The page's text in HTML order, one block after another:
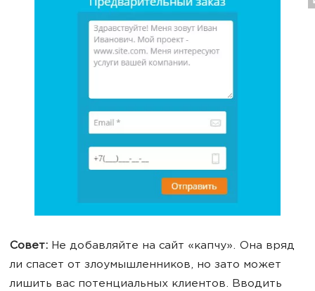
Совет: Не добавляйте на сайт «капчу». Она вряд
ли спасет от злоумышленников, но зато может
лишить вас потенциальных клиентов. Вводить